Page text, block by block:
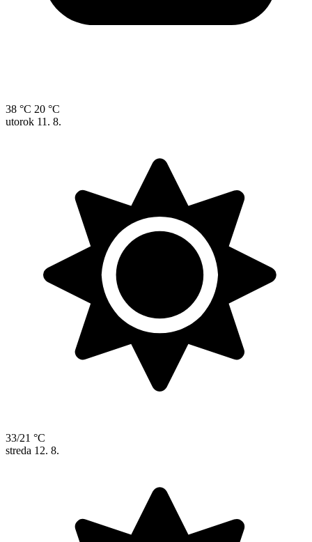
38 °C 20 °C
utorok 11. 8.
33/21 °C
streda 12. 8.